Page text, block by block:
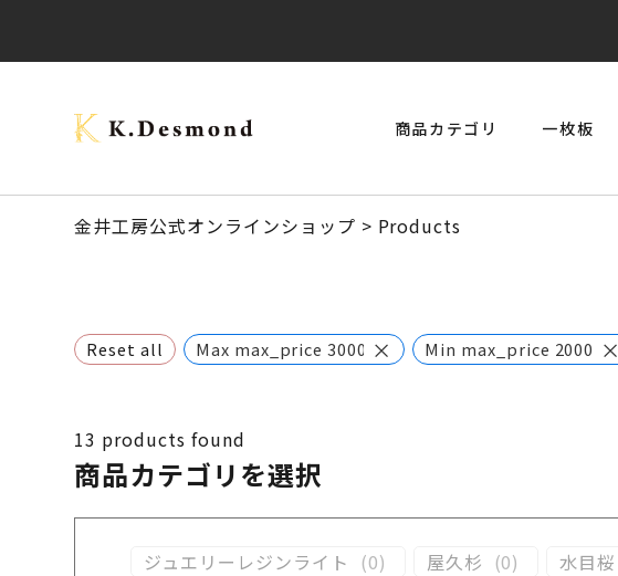
商品カテゴリ 一枚板
金井工房公式オンラインショップ > Products
Reset all Max max_price 300000
× Min max_price 200001
×
13 products found
商品カテゴリを選択
ジュエリーレジンライト (0) 屋久杉 (0) 水目桜